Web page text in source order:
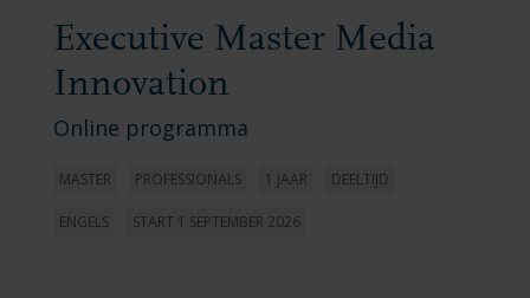
Executive Master Media
Innovation
Online programma
MASTER PROFESSIONALS 1 JAAR DEELTIJD
ENGELS START 1 SEPTEMBER 2026